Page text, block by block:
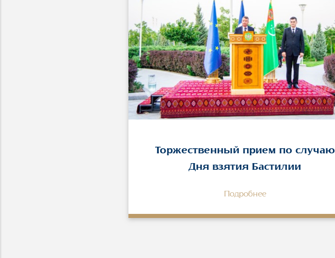
Торжественный прием по случаю
Дня взятия Бастилии
Подробнее